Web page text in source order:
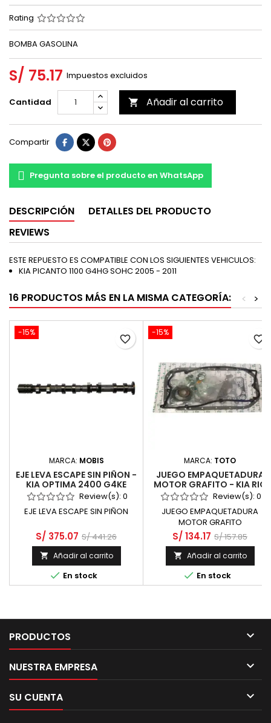
Rating
BOMBA GASOLINA
S/ 75.17 Impuestos excluidos
Cantidad  Añadir al carrito
Compartir
Pregunta sobre el producto en WhatsApp
DESCRIPCIÓN
DETALLES DEL PRODUCTO
REVIEWS
ESTE REPUESTO ES COMPATIBLE CON LOS SIGUIENTES VEHICULOS:
KIA PICANTO 1100 G4HG SOHC 2005 - 2011
16 PRODUCTOS MÁS EN LA MISMA CATEGORÍA: >
<
-15%
MARCA: MOBIS
EJE LEVA ESCAPE SIN PIÑON -
KIA OPTIMA 2400 G4KE
DOHC MPIReview(s): 0
EJE LEVA ESCAPE SIN PIÑON
S/ 375.07 S/ 441.26
 Añadir al carrito
 En stock
favorite_border
-15%
MARCA: TOTO
JUEGO EMPAQUETADURA
MOTOR GRAFITO - KIA RIO
1400 G4EE DOHC
Review(s): 0
JUEGO EMPAQUETADURA
MOTOR GRAFITO
S/ 134.17 S/ 157.85
 Añadir al carrito
 En stock
favorite_border
PRODUCTOS 
NUESTRA EMPRESA 
SU CUENTA 